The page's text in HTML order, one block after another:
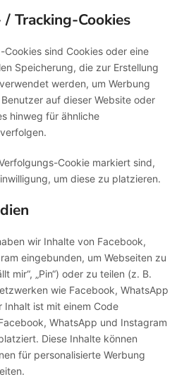
Tracking-Cookies
sind Cookies oder eine
Speicherung, die zur Erstellung
werden, um Werbung
auf dieser Website oder
hinweg für ähnliche
Cookie markiert sind,
um diese zu platzieren.
wir Inhalte von Facebook,
eingebunden, um Webseiten zu
mir“, „Pin“) oder zu teilen (z. B.
wie Facebook, WhatsApp
Inhalt ist mit einem Code
WhatsApp und Instagram
Diese Inhalte können
für personalisierte Werbung